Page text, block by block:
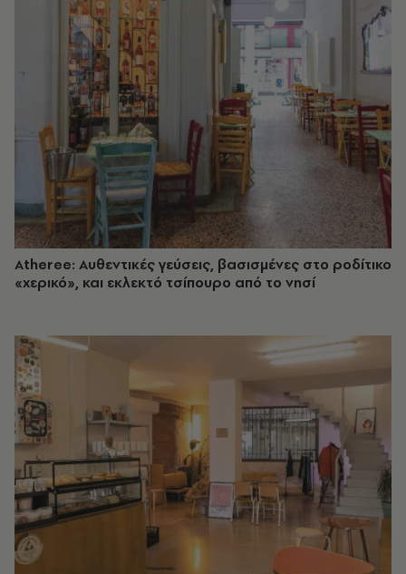
Atheree: Αυθεντικές γεύσεις, βασισμένες στο ροδίτικο
«χερικό», και εκλεκτό τσίπουρο από το νησί